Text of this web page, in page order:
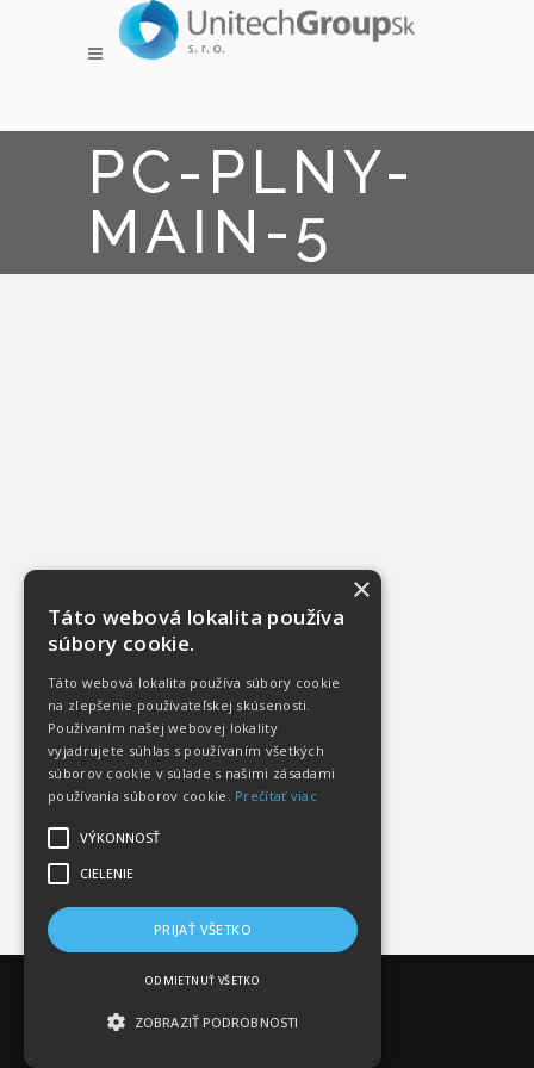
PC-PLNY-
MAIN-5
×
Táto webová lokalita používa
súbory cookie.
Táto webová lokalita používa súbory cookie
na zlepšenie používateľskej skúsenosti.
Používaním našej webovej lokality
vyjadrujete súhlas s používaním všetkých
súborov cookie v súlade s našimi zásadami
používania súborov cookie. Prečítať viac
VÝKONNOSŤ
CIELENIE
PRIJAŤ VŠETKO
ODMIETNUŤ VŠETKO
ZOBRAZIŤ PODROBNOSTI